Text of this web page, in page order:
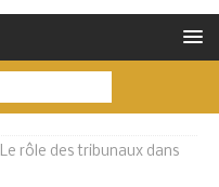
Le rôle des tribunaux dans